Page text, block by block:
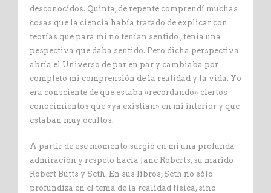
desconocidos. Quinta, de repente comprendí muchas
cosas que la ciencia había tratado de explicar con
teorías que para mí no tenían sentido , tenía una
pespectiva que daba sentido. Pero dicha perspectiva
abría el Universo de par en par y cambiaba por
completo mi comprensión de la realidad y la vida. Yo
era consciente de que estaba «recordando» ciertos
conocimientos que «ya existían» en mi interior y que
estaban muy ocultos.
A partir de ese momento surgió en mí una profunda
admiración y respeto hacia Jane Roberts, su marido
Robert Butts y Seth. En sus libros, Seth no sólo
profundiza en el tema de la realidad física, sino